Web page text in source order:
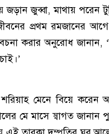
জুব্বা, মাথায় পরেন
প্রথম রমজানের
করার অনুরোধ জানান,
মেনে বিয়ে করেন
মে মাসে স্বাগত জানান